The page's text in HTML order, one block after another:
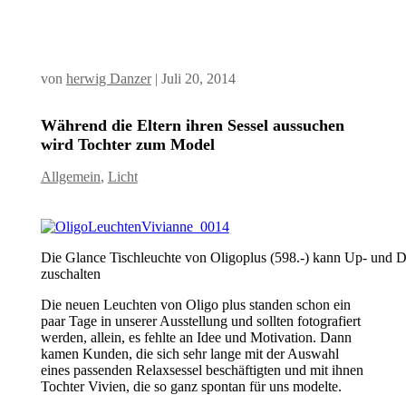
von herwig Danzer| Juli 20, 2014
Während die Eltern ihren Sessel aussuchen
wird Tochter zum Model
Allgemein, Licht
Die Glance Tischleuchte von Oligoplus (598.-) kann Up- und
zuschalten
Die neuen Leuchten von Oligo plus standen schon ein
paar Tage in unserer Ausstellung und sollten fotografiert
werden, allein, es fehlte an Idee und Motivation. Dann
kamen Kunden, die sich sehr lange mit der Auswahl
eines passenden Relaxsessel beschäftigten und mit ihnen
Tochter Vivien, die so ganz spontan für uns modelte.